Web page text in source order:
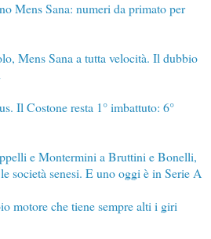
Mens Sana: numeri da primato per
Mens Sana a tutta velocità. Il dubbio
Il Costone resta 1° imbattuto: 6°
e Montermini a Bruttini e Bonelli,
società senesi. E uno oggi è in Serie A
motore che tiene sempre alti i giri